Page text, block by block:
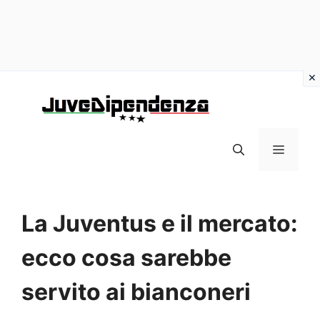
MENU
La Juventus e il mercato:
ecco cosa sarebbe
servito ai bianconeri